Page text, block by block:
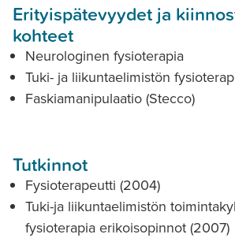
Erityispätevyydet ja
kohteet
Neurologinen fysioterapia
Tuki- ja liikuntaelimistön
Faskiamanipulaatio (Stecco)
Tutkinnot
Fysioterapeutti (2004)
Tuki-ja liikuntaelimistön
fysioterapia erikoisopinnot (2007)